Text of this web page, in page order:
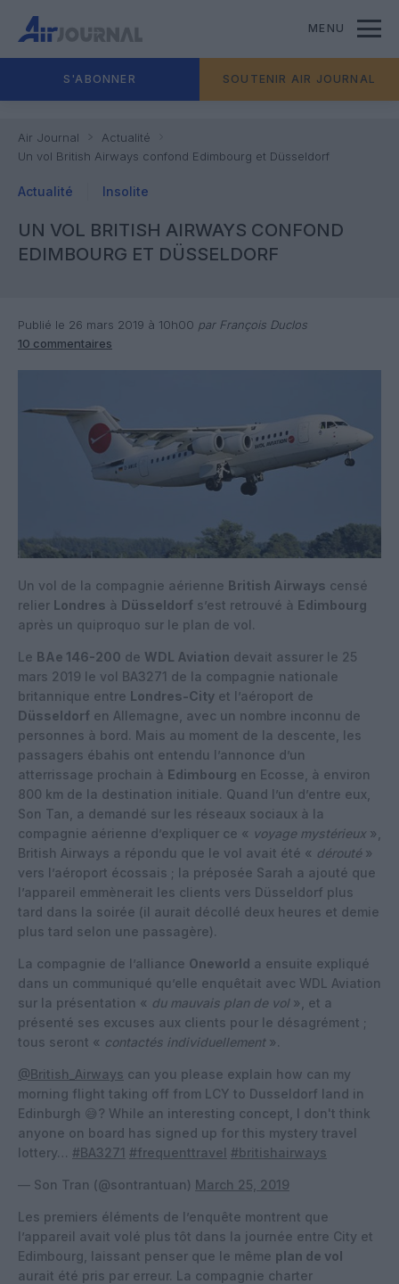
MENU
S'ABONNER SOUTENIR AIR JOURNAL
Air Journal
Actualité
Un vol British Airways confond Edimbourg et Düsseldorf
Actualité Insolite
UN VOL BRITISH AIRWAYS CONFOND
EDIMBOURG ET DÜSSELDORF
Publié le 26 mars 2019 à 10h00 par François Duclos
10 commentaires
Un vol de la compagnie aérienne British Airways censé
relier Londres à Düsseldorf s’est retrouvé à Edimbourg
après un quiproquo sur le plan de vol.
Le BAe 146-200 de WDL Aviation devait assurer le 25
mars 2019 le vol BA3271 de la compagnie nationale
britannique entre Londres-City et l’aéroport de
Düsseldorf en Allemagne, avec un nombre inconnu de
personnes à bord. Mais au moment de la descente, les
passagers ébahis ont entendu l’annonce d’un
atterrissage prochain à Edimbourg en Ecosse, à environ
800 km de la destination initiale. Quand l’un d’entre eux,
Son Tan, a demandé sur les réseaux sociaux à la
compagnie aérienne d’expliquer ce « voyage mystérieux »,
British Airways a répondu que le vol avait été « dérouté »
vers l’aéroport écossais ; la préposée Sarah a ajouté que
l’appareil emmènerait les clients vers Düsseldorf plus
tard dans la soirée (il aurait décollé deux heures et demie
plus tard selon une passagère).
La compagnie de l’alliance Oneworld a ensuite expliqué
dans un communiqué qu’elle enquêtait avec WDL Aviation
sur la présentation « du mauvais plan de vol», et a
présenté ses excuses aux clients pour le désagrément ;
tous seront « contactés individuellement ».
@British_Airways can you please explain how can my
morning flight taking off from LCY to Dusseldorf land in
Edinburgh 😅? While an interesting concept, I don't think
anyone on board has signed up for this mystery travel
lottery… #BA3271 #frequenttravel #britishairways
— Son Tran (@sontrantuan) March 25, 2019
Les premiers éléments de l’enquête montrent que
l’appareil avait volé plus tôt dans la journée entre City et
Edimbourg, laissant penser que le même plan de vol
aurait été pris par erreur. La compagnie charter